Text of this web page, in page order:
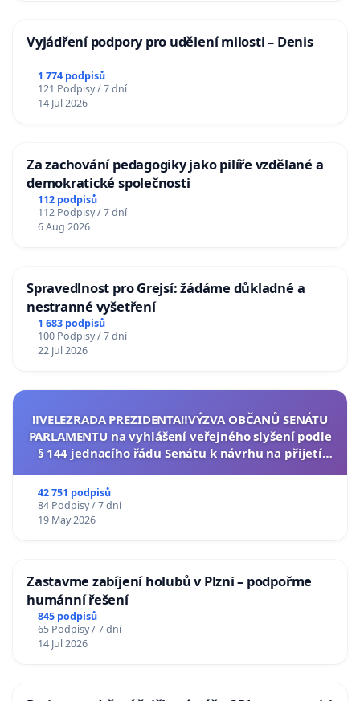
Vyjádření podpory pro udělení milosti – Denis
1 774 podpisů
121 Podpisy / 7 dní
14 Jul 2026
Za zachování pedagogiky jako pilíře vzdělané a
demokratické společnosti
112 podpisů
112 Podpisy / 7 dní
6 Aug 2026
Spravedlnost pro Grejsí: žádáme důkladné a
nestranné vyšetření
1 683 podpisů
100 Podpisy / 7 dní
22 Jul 2026
‼️VELEZRADA PREZIDENTA‼️VÝZVA OBČANŮ SENÁTU
PARLAMENTU na vyhlášení veřejného slyšení podle
§ 144 jednacího řádu Senátu k návrhu na přijetí
42 751 podpisů
84 Podpisy / 7 dní
19 May 2026
Zastavme zabíjení holubů v Plzni – podpořme
humánní řešení
845 podpisů
65 Podpisy / 7 dní
14 Jul 2026